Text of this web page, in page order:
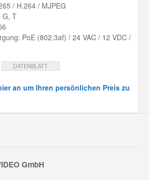
/ H.264 / MJPEG
G, T
PoE (802.3af) / 24 VAC / 12 VDC /
DATENBLATT
an um Ihren persönlichen Preis zu
GmbH